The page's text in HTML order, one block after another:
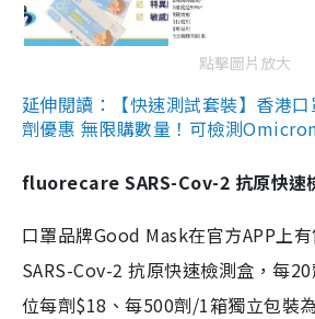
點擊圖片放大
延伸閱讀：【快速測試套裝】香港
劑優惠 無限購數量！可檢測
fluorecare SARS-Cov-2 抗原快速
口罩品牌Good Mask在官方APP上
SARS-Cov-2 抗原快速檢測盒，每
位每劑$18、每500劑/1箱獨立包裝